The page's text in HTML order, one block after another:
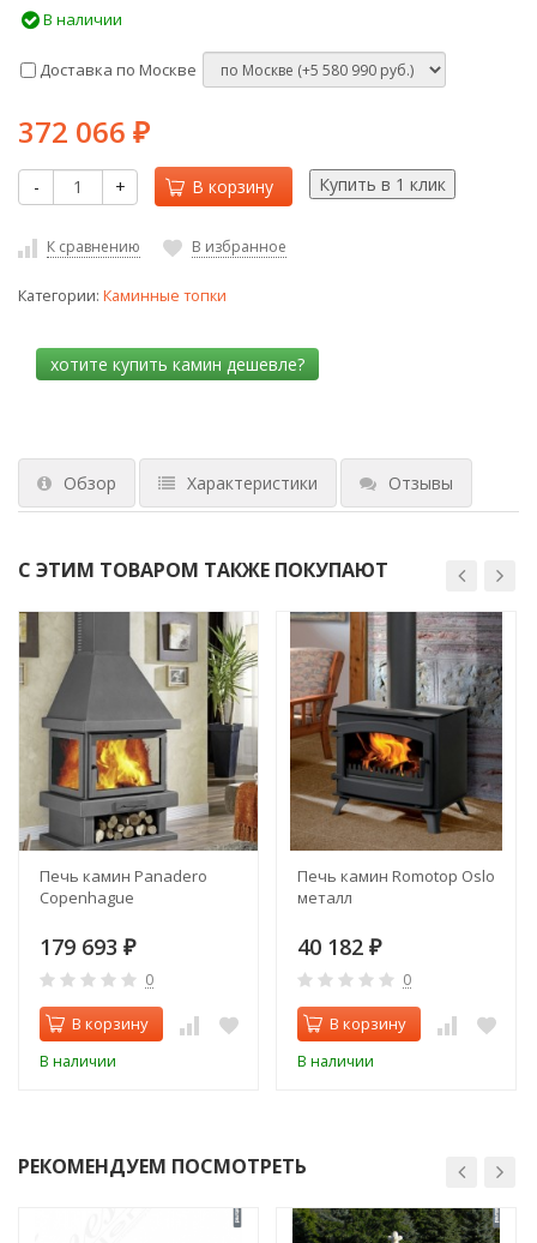
В наличии
Доставка по Москве
372 066 ₽
- + В корзину
К сравнению В избранное
Категории: Каминные топки
Обзор Характеристики Отзывы
С ЭТИМ ТОВАРОМ ТАКЖЕ ПОКУПАЮТ
Печь камин Panadero
Copenhague
179 693 ₽
0
В корзину
В наличии
Печь камин Romotop Oslo
металл
40 182 ₽
0
В корзину
В наличии
РЕКОМЕНДУЕМ ПОСМОТРЕТЬ